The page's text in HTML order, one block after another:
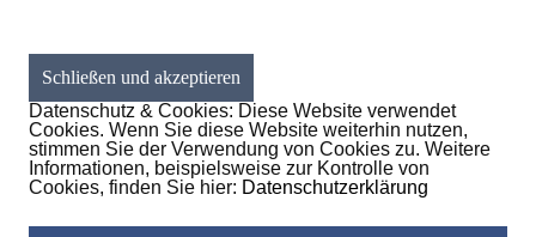
Datenschutz & Cookies: Diese Website verwendet
Cookies. Wenn Sie diese Website weiterhin nutzen,
stimmen Sie der Verwendung von Cookies zu. Weitere
Informationen, beispielsweise zur Kontrolle von
Cookies, finden Sie hier: Datenschutzerklärung